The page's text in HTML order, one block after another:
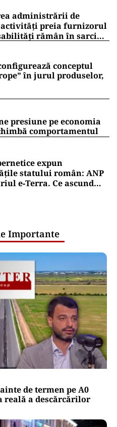
administrării de
activități preia furnizorul
rămân în sarcina
conceptul
în jurul produselor,
presiune pe economia
comportamentul
expun
statului român: ANP
e‑Terra. Ce ascund
Importante
de termen pe A0
reală a descărcărilor